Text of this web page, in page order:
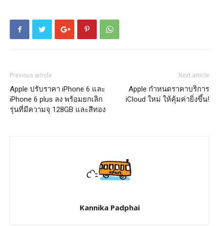
Previous article
Apple ปรับราคา iPhone 6 และ
iPhone 6 plus ลง พร้อมยกเลิก
รุ่นที่มีความจุ 128GB และสีทอง
Next article
Apple กำหนดราคาบริการ
iCloud ใหม่ ให้คุ้มค่ายิ่งขึ้น!
Kannika Padphai